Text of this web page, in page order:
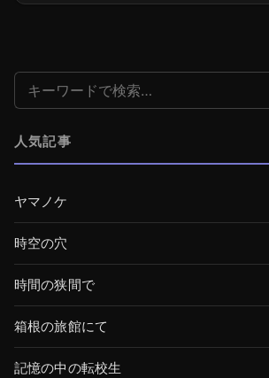
検索:
人気記事
ヤマノケ
時空の穴
時間の狭間で
箱根の旅館にて
記憶の中の転校生